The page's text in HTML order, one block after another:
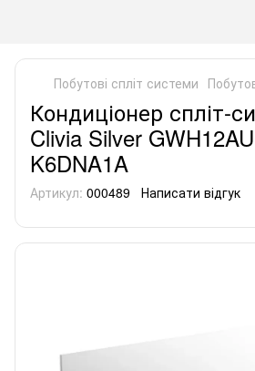
Побутові спліт системи
Кондиціонер спліт-
Clivia Silver
K6DNA1A
Артикул: 000489 Написати відгук